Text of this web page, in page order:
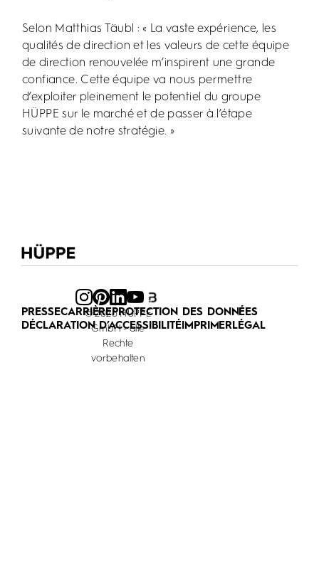
Selon Matthias Täubl : « La vaste expérience, les
qualités de direction et les valeurs de cette équipe
de direction renouvelée m’inspirent une grande
confiance. Cette équipe va nous permettre
d’exploiter pleinement le potentiel du groupe
HÜPPE sur le marché et de passer à l’étape
suivante de notre stratégie. »
PRESSECARRIÈREPROTECTION DES DONNÉES
DÉCLARATION D’ACCESSIBILITÉIMPRIMERLÉGAL
© 2026 HÜPPE
GmbH - alle
Rechte
vorbehalten